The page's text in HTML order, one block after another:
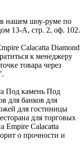
нашем шоу-руме по
13-А, стр. 2, оф. 102.
Calacatta Diamond
к менеджеру
товара через
Под камень Под
для банков для
для гостиницы
для торговых
Empire Calacatta
о прочности и